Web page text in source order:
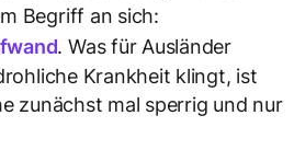
Begriff an sich:
. Was für Ausländer
Krankheit klingt, ist
zunächst mal sperrig und nur